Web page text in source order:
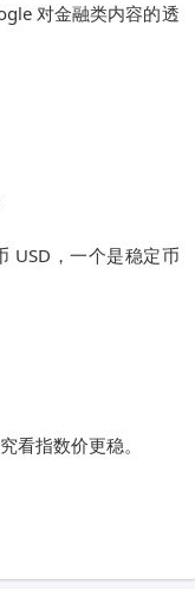
对金融类内容的透
USD，一个是稳定币
看指数价更稳。